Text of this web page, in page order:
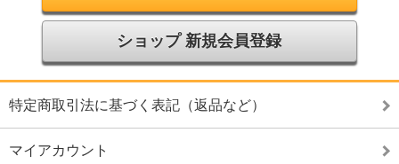
ショップ 新規会員登録
特定商取引法に基づく表記（返品など）
マイアカウント